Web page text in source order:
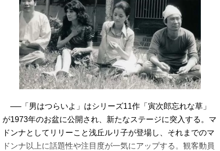
──「男はつらいよ」はシリーズ11作「寅次郎忘れな草」
が1973年のお盆に公開され、新たなステージに突入する。マ
ドンナとしてリリーこと浅丘ルリ子が登場し、それまでのマ
ドンナ以上に話題性や注目度が一気にアップする。観客動員